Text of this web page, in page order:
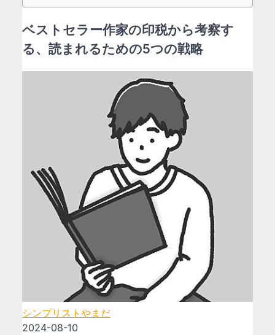
ベストセラー作家の印税から考察す
る、読まれるための5つの戦略
シンプリストやまだ
2024-08-10